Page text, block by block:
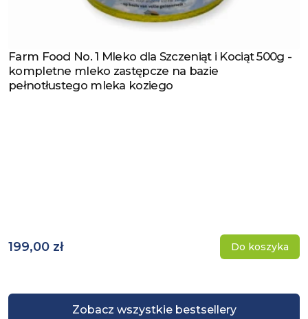
Zobacz wszystkie bestsellery
Zobacz produkt
Farm Food No. 1 Mleko dla Szczeniąt i Kociąt 500g -
kompletne mleko zastępcze na bazie
pełnotłustego mleka koziego
199,00 zł Do koszyka